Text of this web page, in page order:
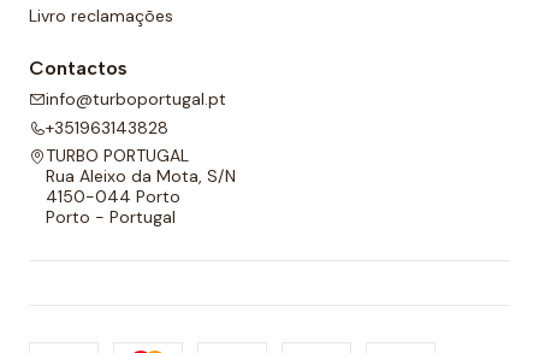
Livro reclamações
Contactos
info@turboportugal.pt
+351963143828
TURBO PORTUGAL
Rua Aleixo da Mota, S/N
4150-044 Porto
Porto - Portugal